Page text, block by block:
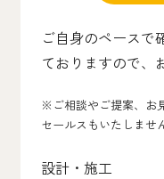
ご自身のペースで
ておりますので、
※ご相談やご提案、お
セールスもいたしませ
設計・施工